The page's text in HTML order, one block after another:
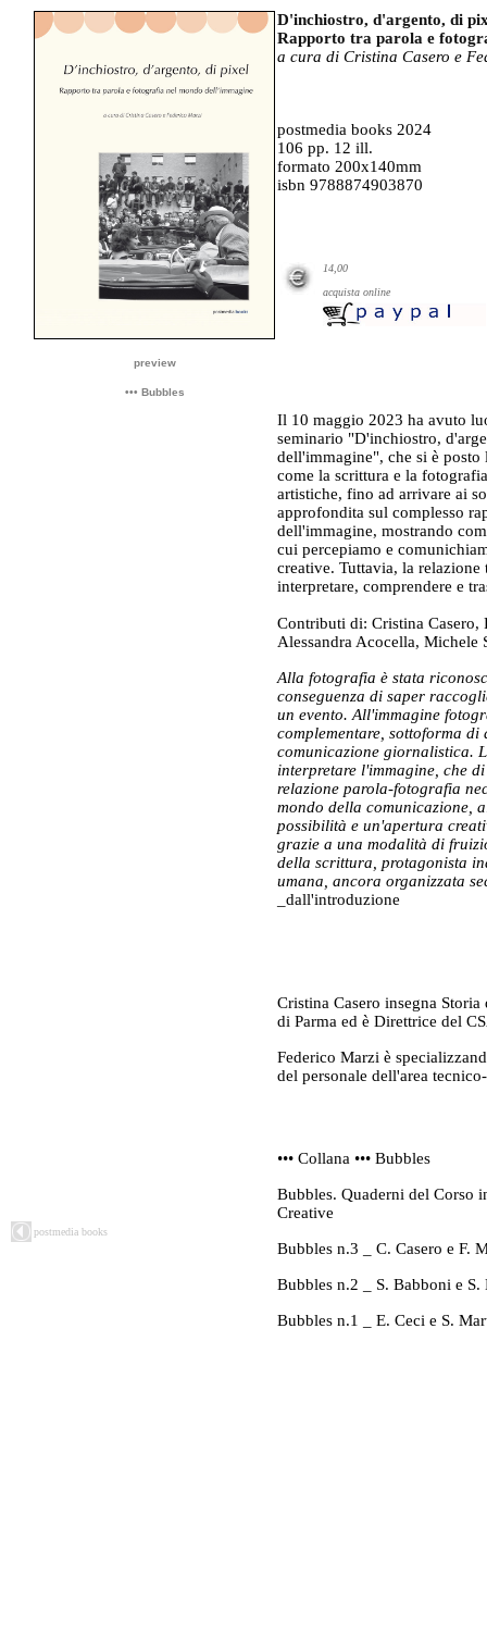
preview
••• Bubbles
D'inchiostro, d'argento, di
Rapporto tra parola e
a cura di Cristina Casero e
postmedia books 2024
106 pp. 12 ill.
formato 200x140mm
isbn 9788874903870
14,00
acquista online
Il 10 maggio 2023 ha avuto
seminario "D'inchiostro,
dell'immagine", che si è
come la scrittura e la
artistiche, fino ad arrivare ai
approfondita sul complesso
dell'immagine, mostrando
cui percepiamo e
creative. Tuttavia, la
interpretare, comprendere e
Contributi di: Cristina Casero,
Alessandra Acocella, Michele
Alla fotografia è stata
conseguenza di saper
un evento. All'immagine
complementare, sottoforma
comunicazione giornalistica.
interpretare l'immagine, che
relazione parola-fotografia
mondo della comunicazione,
possibilità e un'apertura
grazie a una modalità di
della scrittura, protagonista
umana, ancora organizzata
_dall'introduzione
postmedia books
Cristina Casero insegna
di Parma ed è Direttrice del
Federico Marzi è
del personale dell'area
••• Collana ••• Bubbles
Bubbles. Quaderni del Corso
Creative
Bubbles n.3 _ C. Casero e F.
Bubbles n.2 _ S. Babboni e
Bubbles n.1 _ E. Ceci e S.